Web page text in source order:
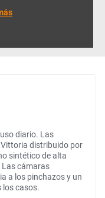
diario. Las
Vittoria distribuido por
sintético de alta
Las cámaras
a los pinchazos y un
casos.